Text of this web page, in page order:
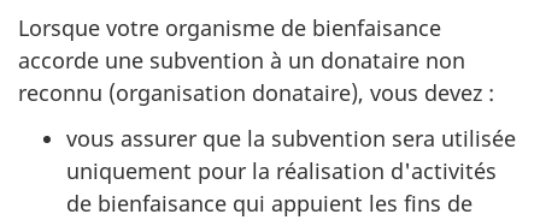
Lorsque votre organisme de bienfaisance
accorde une subvention à un donataire non
reconnu (organisation donataire), vous devez :
vous assurer que la subvention sera utilisée
uniquement pour la réalisation d'activités
de bienfaisance qui appuient les fins de